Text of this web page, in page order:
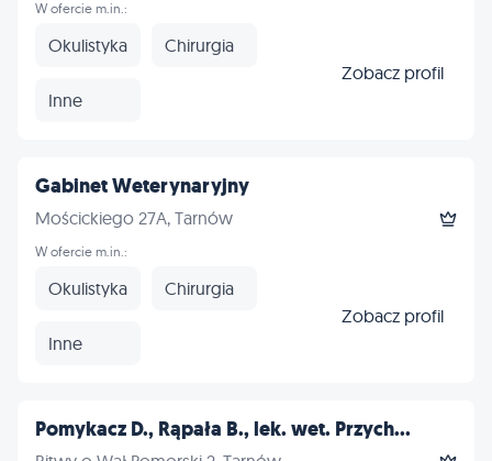
W ofercie m.in.:
Okulistyka Chirurgia
Inne
Zobacz profil
Gabinet Weterynaryjny
Mościckiego 27A, Tarnów
W ofercie m.in.:
Okulistyka Chirurgia
Inne
Zobacz profil
Pomykacz D., Rąpała B., lek. wet. Przych...